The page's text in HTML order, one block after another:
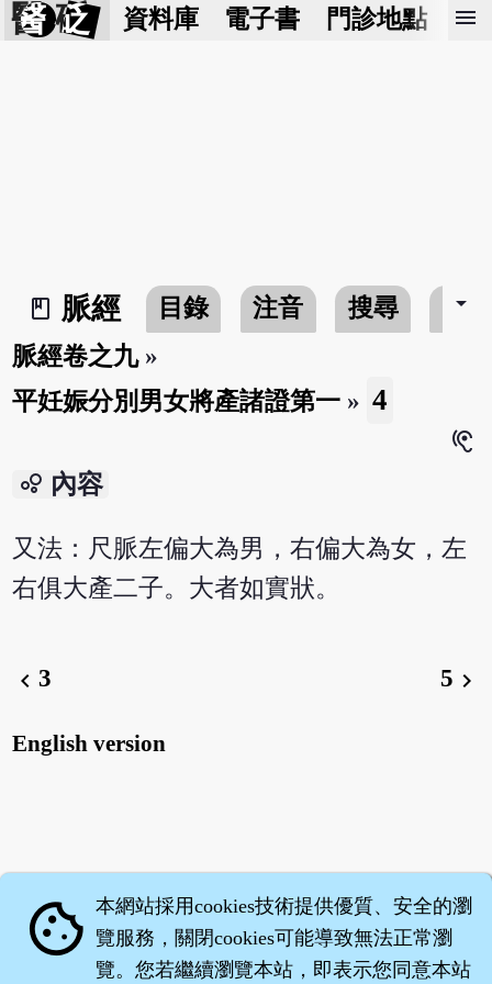
醫 砭 資料庫 電子書 門診地點 預
menu
book_2
脈經 目錄 注音 搜尋 書介
arrow_drop_down
脈經卷之九»
平妊娠分別男女將產諸證第一 » 4
hearing
bubble_chart 內容
又法：尺脈左偏大為男，右偏大為女，左
右俱大產二子。大者如實狀。
chevron_left3 5 chevron_right
English version
cookie 本網站採用cookies技術提供優質、安全的瀏
覽服務，關閉cookies可能導致無法正常瀏
覽。您若繼續瀏覽本站，即表示您同意本站